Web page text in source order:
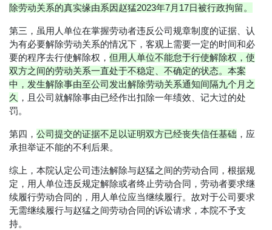
除劳动关系的真实缘由系因赵猛2023年7月17日被行政拘留。
第三，虽用人单位在掌握劳动者违反公司规章制度的证据、认
为有必要解除劳动关系的情况下，客观上需要一定的时间和必
要的程序去行使解除权， 但用人单位不能怠于行使解除权，使
双方之间的劳动关系一直处于不稳定、不确定的状态。本案
中，发生解除事由至公司发出解除劳动关系通知间隔九个月之
久 ，且公司就解除事由已经作出扣除一年绩效、记大过的处
罚。
第四， 公司提交的证据不足以证明双方已经丧失信任基础 ，应
承担举证不能的不利后果。
综上，本院认定公司违法解除与赵猛之间的劳动合同，根据规
定，用人单位违反规定解除或者终止劳动合同，劳动者要求继
续履行劳动合同的，用人单位应当继续履行。故对于公司要求
无需继续履行与赵猛之间劳动合同的诉讼请求，本院不予支
持。